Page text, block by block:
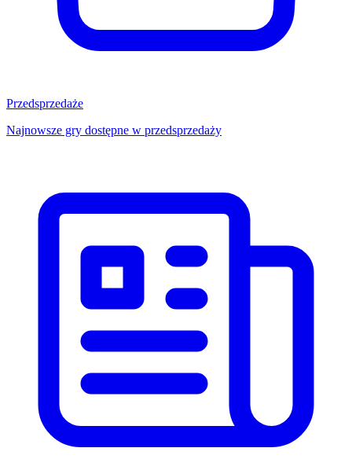
Przedsprzedaże
Najnowsze gry dostępne w przedsprzedaży